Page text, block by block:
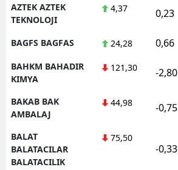
AZTEK AZTEK
TEKNOLOJI
4,37 0,23
BAGFS BAGFAS 24,28 0,66
BAHKM BAHADIR
KIMYA
121,30 -2,80
BAKAB BAK
AMBALAJ
44,98 -0,75
BALAT
BALATACILAR
BALATACILIK
75,50
-0,33